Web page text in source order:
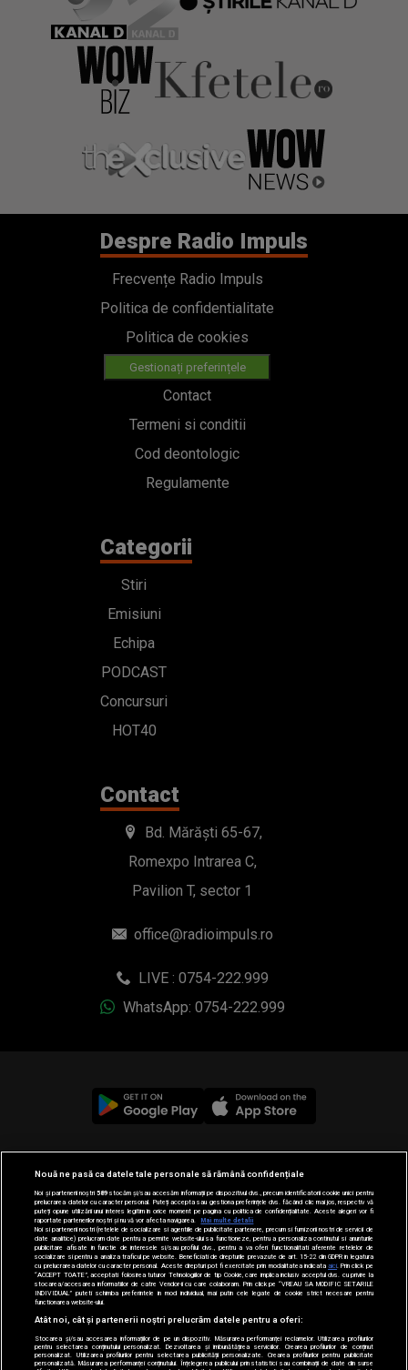
Despre Radio Impuls
Frecvențe Radio Impuls
Politica de confidentialitate
Politica de cookies
Gestionați preferințele
Contact
Termeni si conditii
Cod deontologic
Regulamente
Categorii
Stiri
Emisiuni
Echipa
PODCAST
Concursuri
HOT40
Contact
Bd. Mărăști 65-67,
Romexpo Intrarea C,
Pavilion T, sector 1
office@radioimpuls.ro
LIVE : 0754-222.999
WhatsApp: 0754-222.999
© 2019-2026 DOGAN MEDIA INTERNATIONAL SA, Toate
drepturile rezervate.
Nouă ne pasă ca datele tale personale să rămână confidențiale
Noi și partenerii noștri589stocăm și/sau accesăm informații pe dispozitivul dvs., precum identificatorii cookie unici pentru
prelucrarea datelor cu caracter personal. Puteți accepta sau gestiona preferințele dvs. făcând clic mai jos, respectiv vă
puteți opune utilizării unui interes legitim în orice moment pe pagina cu politica de confidențialitate. Aceste alegeri vor fi
raportate partenerilor noștri și nu vă vor afecta navigarea.
Mai multe detalii
Noi si partenerii nostri (retelele de socializare si agentiile de publicitate partenere, precum si furnizorii nostri de servicii de
date analitice) prelucram date pentru a permite website-ului sa functioneze, pentru a personaliza continutul si anunturile
publicitare afisate in functie de interesele si/sau profilul dvs., pentru a va oferi functionalitati aferente retelelor de
socializare si pentru a analiza traficul pe website. Beneficiati de drepturile prevazute de art. 15-22 din GDPR in legatura
cu prelucrarea datelor cu caracter personal. Aceste drepturi pot fi exercitate prin modalitatea indicataaici . Prin click pe
“ACCEPT TOATE”, acceptati folosirea tuturor Tehnologiilor de tip Cookie, care implica inclusiv acceptul dvs. cu privire la
stocarea/accesarea informatiilor de catre Vendor-ii cu care colaboram. Prin click pe “VREAU SA MODIFIC SETARILE
INDIVIDUAL” puteti schimba preferintele in mod individual, mai putin cele legate de cookie strict necesare pentru
functionarea website-ului.
Atât noi, cât și partenerii noștri prelucrăm datele pentru a oferi:
Stocarea și/sau accesarea informațiilor de pe un dispozitiv. Măsurarea performanței reclamelor. Utilizarea profilurilor
pentru selectarea conținutului personalizat. Dezvoltarea și îmbunătățirea serviciilor. Crearea profilurilor de conținut
personalizat. Utilizarea profilurilor pentru selectarea publicității personalizate. Crearea profilurilor pentru publicitate
personalizată. Măsurarea performanței conținutului. Înțelegerea publicului prin statistici sau combinații de date din surse